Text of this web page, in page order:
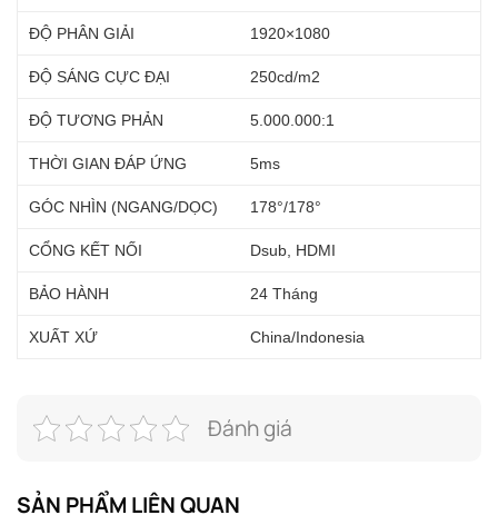
ĐỘ PHÂN GIẢI 1920×1080
ĐỘ SÁNG CỰC ĐẠI 250cd/m2
ĐỘ TƯƠNG PHẢN 5.000.000:1
THỜI GIAN ĐÁP ỨNG 5ms
GÓC NHÌN (NGANG/DỌC) 178°/178°
CỔNG KẾT NỐI Dsub, HDMI
BẢO HÀNH 24 Tháng
XUẤT XỨ China/Indonesia
Đánh giá
SẢN PHẨM LIÊN QUAN